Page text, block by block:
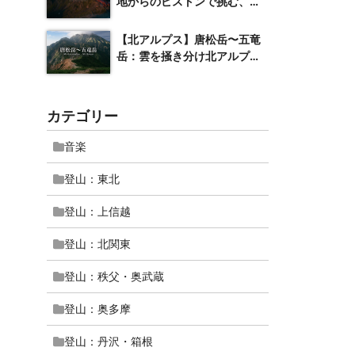
【北アルプス】唐松岳〜五竜
岳：雲を掻き分け北アルプス
カテゴリー
音楽
登山：東北
登山：上信越
登山：北関東
登山：秩父・奥武蔵
登山：奥多摩
登山：丹沢・箱根